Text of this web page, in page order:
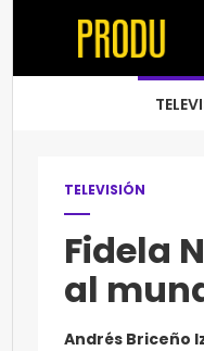
TELEVISIÓN
Fidela
al
Andrés Briceño